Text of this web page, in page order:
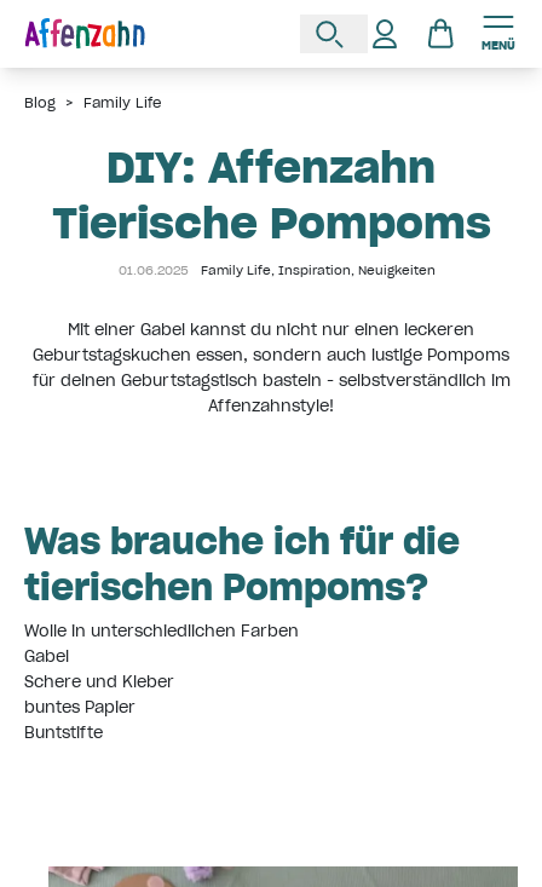
MENÜ
Blog > Family Life
DIY: Affenzahn
Tierische Pompoms
01.06.2025 Family Life, Inspiration, Neuigkeiten
Mit einer Gabel kannst du nicht nur einen leckeren
Geburtstagskuchen essen, sondern auch lustige Pompoms
für deinen Geburtstagstisch basteln - selbstverständlich im
Affenzahnstyle!
Was brauche ich für die
tierischen Pompoms?
Wolle in unterschiedlichen Farben
Gabel
Schere und Kleber
buntes Papier
Buntstifte